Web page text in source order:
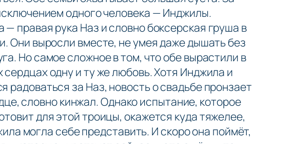
одного человека — Инджилы.
— правая рука Наз и словно боксерская груша в
Они выросли вместе, не умея даже дышать без
Но самое сложное в том, что обе вырастили в
сердцах одну и ту же любовь. Хотя Инджила и
радоваться за Наз, новость о свадьбе пронзает
словно кинжал. Однако испытание, которое
для этой троицы, окажется куда тяжелее,
могла себе представить. И скоро она поймёт,